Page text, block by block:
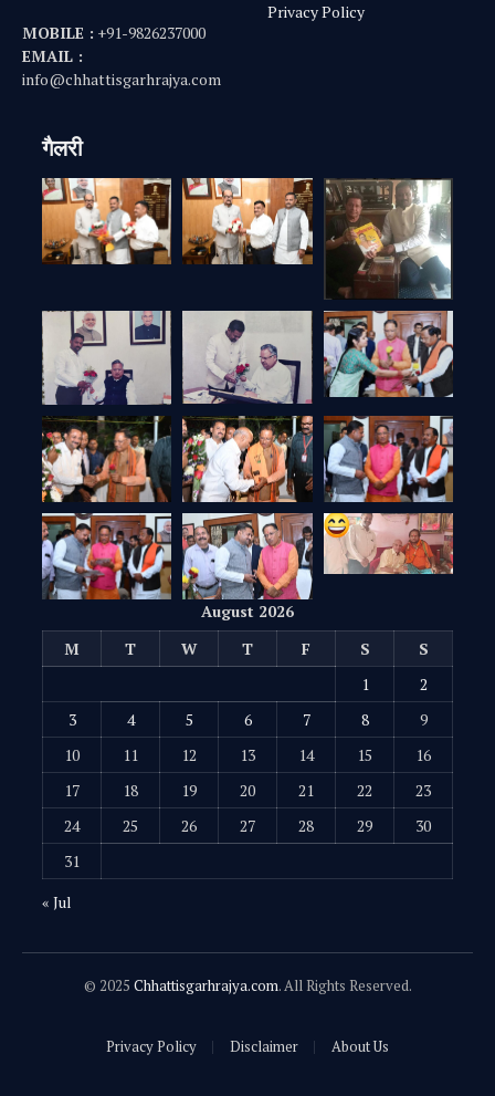
MOBILE : +91-9826237000
EMAIL :
info@chhattisgarhrajya.com
Privacy Policy
गैलरी
August 2026
M
T W T F S
S
1
2
3
4 5 6 7 8
9
10
11 12 13 14 15
16
17
18 19 20 21 22
23
24
25 26 27 28 29
30
31
« Jul
© 2025 Chhattisgarhrajya.com. All Rights Reserved.
Privacy Policy Disclaimer About Us